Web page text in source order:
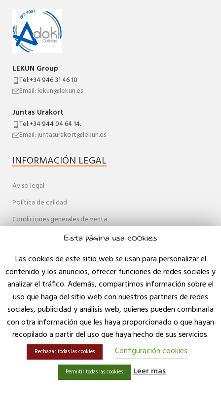
LEKUN Group
Tel:+34 946 31 46 10
Email: lekun@lekun.es
Juntas Urakort
Tel:+34 944 04 64 14.
Email: juntasurakort@lekun.es
INFORMACIÓN LEGAL
Aviso legal
Política de calidad
Condiciones generales de venta
Política de privacidad
Política de cookies
Accesibilidad
Mapa web
Contacto
Blog
Esta página usa cookies
Las cookies de este sitio web se usan para personalizar el
contenido y los anuncios, ofrecer funciones de redes sociales y
analizar el tráfico. Además, compartimos información sobre el
uso que haga del sitio web con nuestros partners de redes
sociales, publicidad y análisis web, quienes pueden combinarla
con otra información que les haya proporcionado o que hayan
recopilado a partir del uso que haya hecho de sus servicios.
Rechazar todas las cookies Configuración cookies
Permitir todas las cookies Leer mas